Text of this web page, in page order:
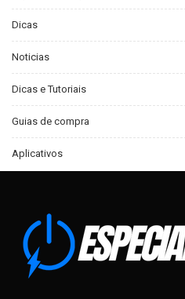
Dicas
Noticias
Dicas e Tutoriais
Guias de compra
Aplicativos